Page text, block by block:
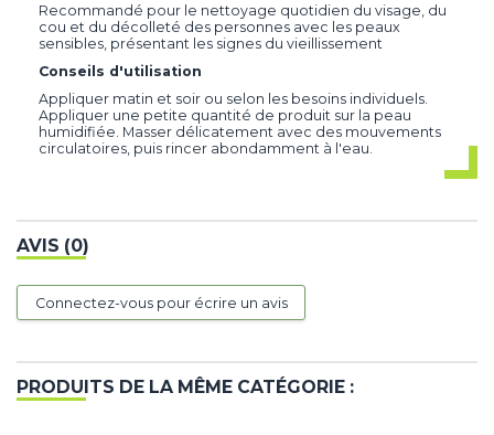
Recommandé pour le nettoyage quotidien du visage, du
cou et du décolleté des personnes avec les peaux
sensibles, présentant les signes du vieillissement
Conseils d'utilisation
Appliquer matin et soir ou selon les besoins individuels.
Appliquer une petite quantité de produit sur la peau
humidifiée. Masser délicatement avec des mouvements
circulatoires, puis rincer abondamment à l'eau.
AVIS (0)
Connectez-vous pour écrire un avis
PRODUITS DE LA MÊME CATÉGORIE :